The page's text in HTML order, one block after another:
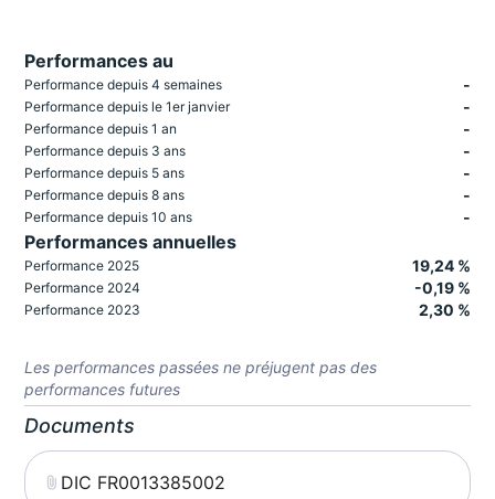
Performances au
Performance depuis 4 semaines -
Performance depuis le 1er janvier -
Performance depuis 1 an -
Performance depuis 3 ans -
Performance depuis 5 ans -
Performance depuis 8 ans -
Performance depuis 10 ans -
Performances annuelles
Performance 2025 19,24 %
Performance 2024 -0,19 %
Performance 2023 2,30 %
Les performances passées ne préjugent pas des
performances futures
Documents
DIC FR0013385002